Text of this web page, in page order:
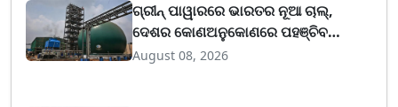
ଗ୍ରୀନ୍ ପାୱାରରେ ଭାରତର ନୂଆ ଚାଲ୍,
ଦେଶର କୋଣଅନୁକୋଣରେ ପହଞ୍ଚିବ
ଇନ୍ଧନ: ତିଆରି ହେବ ୧୦ ହଜାର କିମିର ନୂଆ
August 08, 2026